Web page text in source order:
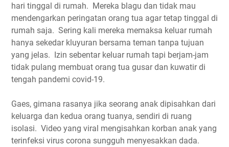
hari tinggal di rumah. Mereka blagu dan tidak mau
mendengarkan peringatan orang tua agar tetap tinggal di
rumah saja. Sering kali mereka memaksa keluar rumah
hanya sekedar kluyuran bersama teman tanpa tujuan
yang jelas. Izin sebentar keluar rumah tapi berjam-jam
tidak pulang membuat orang tua gusar dan kuwatir di
tengah pandemi covid-19.
Gaes, gimana rasanya jika seorang anak dipisahkan dari
keluarga dan kedua orang tuanya, sendiri di ruang
isolasi. Video yang viral mengisahkan korban anak yang
terinfeksi virus corona sungguh menyesakkan dada.